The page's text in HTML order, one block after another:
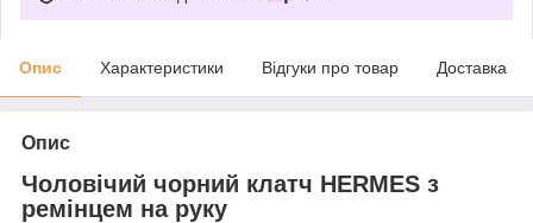
Опис Характеристики Відгуки про товар Доставка
Опис
Чоловічий чорний клатч HERMES з
ремінцем на руку